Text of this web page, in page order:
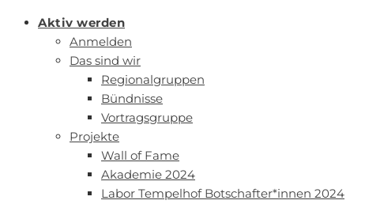
Aktiv werden
Anmelden
Das sind wir
Regionalgruppen
Bündnisse
Vortragsgruppe
Projekte
Wall of Fame
Akademie 2024
Labor Tempelhof Botschafter*innen 2024